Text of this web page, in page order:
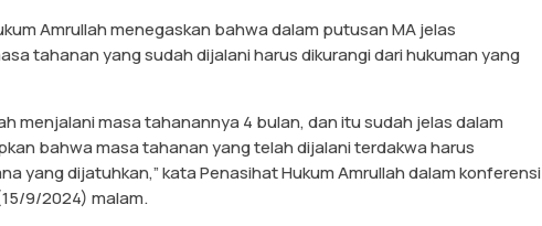
Amrullah menegaskan bahwa dalam putusan MA jelas
tahanan yang sudah dijalani harus dikurangi dari hukuman yang
menjalani masa tahanannya 4 bulan, dan itu sudah jelas dalam
bahwa masa tahanan yang telah dijalani terdakwa harus
yang dijatuhkan,” kata Penasihat Hukum Amrullah dalam konferensi
9/2024) malam.